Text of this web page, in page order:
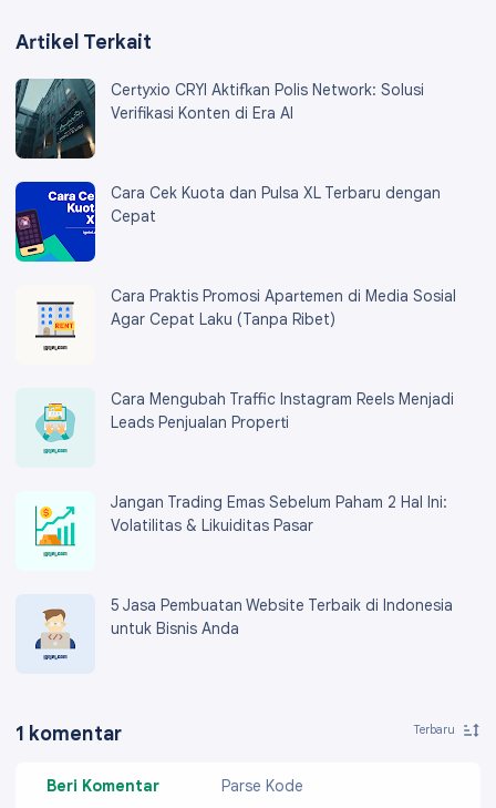
Artikel Terkait
Certyxio CRYI Aktifkan Polis Network: Solusi
Verifikasi Konten di Era AI
Cara Cek Kuota dan Pulsa XL Terbaru dengan
Cepat
Cara Praktis Promosi Apartemen di Media Sosial
Agar Cepat Laku (Tanpa Ribet)
Cara Mengubah Traffic Instagram Reels Menjadi
Leads Penjualan Properti
Jangan Trading Emas Sebelum Paham 2 Hal Ini:
Volatilitas & Likuiditas Pasar
5 Jasa Pembuatan Website Terbaik di Indonesia
untuk Bisnis Anda
1 komentar
Beri Komentar Parse Kode